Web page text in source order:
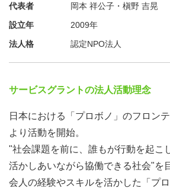
12:20-12:30 ＧＲＡＮＴ基本的な使い方
12:30-12:45 現在募集中のおすすめプ
12:45-12:50 質疑応答、事務局からの
代表者
岡本 祥公子・槇野 吉晃
設立年
2009年
法人格
認定NPO法人
サービスグラントの法人活動理念
日本における「プロボノ」のフロン
より活動を開始。
"社会課題を前に、誰もが行動を起こ
活かしあいながら協働できる社会"を
会人の経験やスキルを活かした「プ